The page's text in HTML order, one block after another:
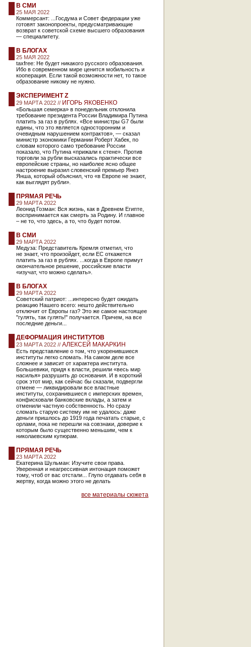
В СМИ
25 МАЯ 2022
Коммерсант: ...Госдума и Совет федерации уже
готовят законопроекты, предусматривающие
возврат к советской схеме высшего образования
— специалитету.
В БЛОГАХ
25 МАЯ 2022
taxfree: Не будет никакого русского образования.
Ибо в современном мире ценится мобильность и
кооперация. Если такой возможности нет, то такое
образование никому не нужно.
ЭКСПЕРИМЕНТ Z
29 МАРТА 2022 // ИГОРЬ ЯКОВЕНКО
«Большая семерка» в понедельник отклонила
требование президента России Владимира Путина
платить за газ в рублях. «Все министры G7 были
едины, что это является односторонним и
очевидным нарушением контрактов», — сказал
министр экономики Германии Роберт Хабек, по
словам которого само требование России
показало, что Путина «прижали к стене». Против
торговли за рубли высказались практически все
европейские страны, но наиболее ясно общее
настроение выразил словенский премьер Янез
Янша, который объяснил, что «в Европе не знают,
как выглядят рубли».
ПРЯМАЯ РЕЧЬ
29 МАРТА 2022
Леонид Гозман: Вся жизнь, как в Древнем Египте,
воспринимается как смерть за Родину. И главное
– не то, что здесь, а то, что будет потом.
В СМИ
29 МАРТА 2022
Медуза: Представитель Кремля отметил, что
не знает, что произойдет, если ЕС откажется
платить за газ в рублях. ...когда в Европе примут
окончательное решение, российские власти
«изучат, что можно сделать».
В БЛОГАХ
29 МАРТА 2022
Советский патриот: ...интересно будет ожидать
реакцию Нашего всего: нешто действительно
отключит от Европы газ? Это же самое настоящее
"гулять, так гулять!" получается. Причем, на все
последние деньги...
ДЕФОРМАЦИЯ ИНСТИТУТОВ
23 МАРТА 2022 // АЛЕКСЕЙ МАКАРКИН
Есть представление о том, что укоренившиеся
институты легко сломать. На самом деле все
сложнее и зависит от характера института.
Большевики, придя к власти, решили «весь мир
насилья» разрушить до основания. И в короткий
срок этот мир, как сейчас бы сказали, подвергли
отмене — ликвидировали все властные
институты, сохранившиеся с имперских времен,
конфисковали банковские вклады, а затем и
отменили частную собственность. Но сразу
сломать старую систему им не удалось: даже
деньги пришлось до 1919 года печатать старые, с
орлами, пока не перешли на совзнаки, доверие к
которым было существенно меньшим, чем к
николаевским купюрам.
ПРЯМАЯ РЕЧЬ
23 МАРТА 2022
Екатерина Шульман: Изучите свои права.
Уверенная и неагрессивная интонация поможет
тому, чтоб от вас отстали... Глупо отдавать себя в
жертву, когда можно этого не делать
все материалы сюжета